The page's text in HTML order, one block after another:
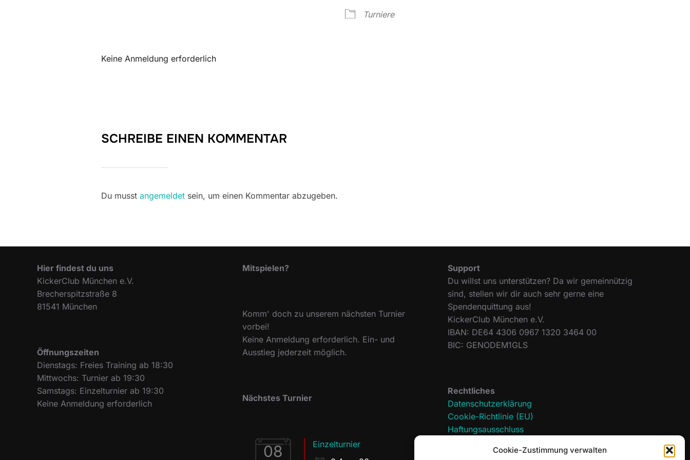
Cookie-Zustimmung verwalten
iCalendar
Turniere
Keine Anmeldung erforderlich
SCHREIBE EINEN KOMMENTAR
Du musst angemeldet sein, um einen Kommentar abzugeben.
Hier findest du uns
KickerClub München e.V.
Brecherspitzstraße 8
81541 München
Öffnungszeiten
Dienstags: Freies Training ab 18:30
Mittwochs: Turnier ab 19:30
Samstags: Einzelturnier ab 19:30
Keine Anmeldung erforderlich
Mitspielen?
Komm' doch zu unserem nächsten Turnier
vorbei!
Keine Anmeldung erforderlich. Ein- und
Ausstieg jederzeit möglich.
Nächstes Turnier
08
Einzelturnier
Support
Du willst uns unterstützen? Da wir gemeinnützig
sind, stellen wir dir auch sehr gerne eine
Spendenquittung aus!
KickerClub München e.V.
IBAN: DE64 4306 0967 1320 3464 00
BIC: GENODEM1GLS
Rechtliches
Datenschutzerklärung
Cookie-Richtlinie (EU)
Haftungsausschluss